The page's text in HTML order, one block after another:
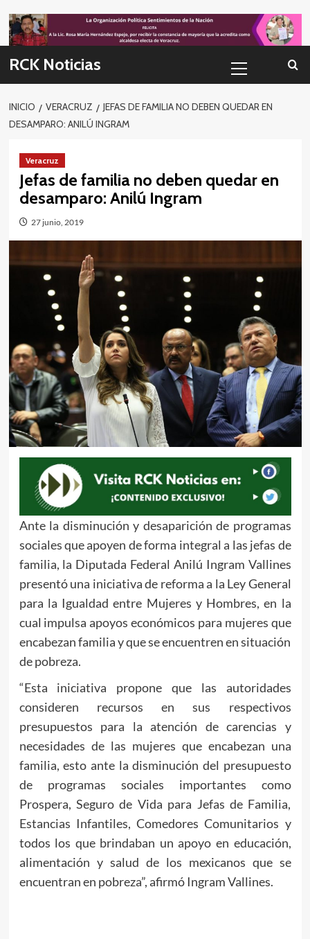
to
content
RCK Noticias
primario
INICIO VERACRUZ
JEFAS DE FAMILIA NO DEBEN QUEDAR EN
DESAMPARO: ANILÚ INGRAM
Veracruz
Jefas de familia no deben quedar en
desamparo: Anilú Ingram
27 junio, 2019
Ante la disminución y desaparición de programas
sociales que apoyen de forma integral a las jefas de
familia, la Diputada Federal Anilú Ingram Vallines
presentó una iniciativa de reforma a la Ley General
para la Igualdad entre Mujeres y Hombres, en la
cual impulsa apoyos económicos para mujeres que
encabezan familia y que se encuentren en situación
de pobreza.
“Esta iniciativa propone que las autoridades
consideren recursos en sus respectivos
presupuestos para la atención de carencias y
necesidades de las mujeres que encabezan una
familia, esto ante la disminución del presupuesto
de programas sociales importantes como
Prospera, Seguro de Vida para Jefas de Familia,
Estancias Infantiles, Comedores Comunitarios y
todos los que brindaban un apoyo en educación,
alimentación y salud de los mexicanos que se
encuentran en pobreza”, afirmó Ingram Vallines.